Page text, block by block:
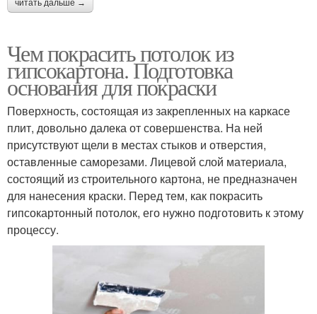
читать дальше →
Чем покрасить потолок из
гипсокартона. Подготовка
основания для покраски
Поверхность, состоящая из закрепленных на каркасе
плит, довольно далека от совершенства. На ней
присутствуют щели в местах стыков и отверстия,
оставленные саморезами. Лицевой слой материала,
состоящий из строительного картона, не предназначен
для нанесения краски. Перед тем, как покрасить
гипсокартонный потолок, его нужно подготовить к этому
процессу.